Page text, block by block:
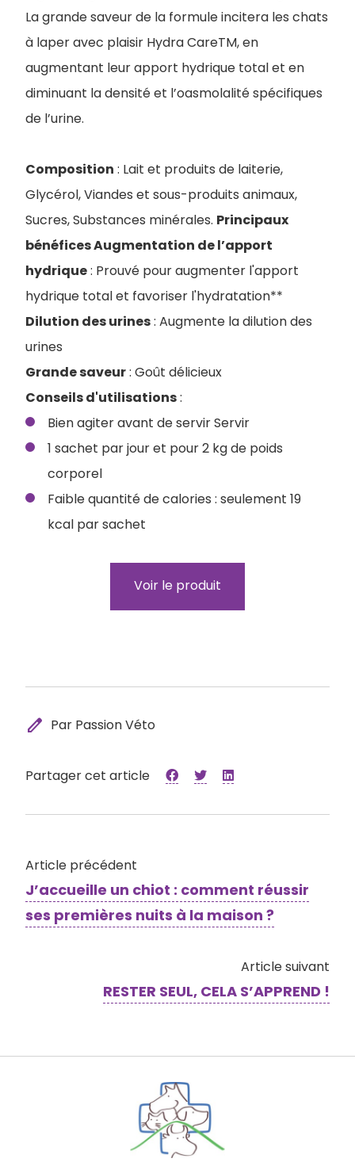
La grande saveur de la formule incitera les chats
à laper avec plaisir Hydra CareTM, en
augmentant leur apport hydrique total et en
diminuant la densité et l’oasmolalité spécifiques
de l’urine.
Composition : Lait et produits de laiterie,
Glycérol, Viandes et sous-produits animaux,
Sucres, Substances minérales. Principaux
bénéfices Augmentation de l’apport
hydrique: Prouvé pour augmenter l'apport
hydrique total et favoriser l'hydratation**
Dilution des urines: Augmente la dilution des
urines
Grande saveur: Goût délicieux
Conseils d'utilisations:
Bien agiter avant de servir Servir
1 sachet par jour et pour 2 kg de poids
corporel
Faible quantité de calories : seulement 19
kcal par sachet
Voir le produit
edit Par Passion Véto
Partager cet article
Article précédent
J’accueille un chiot : comment réussir
ses premières nuits à la maison ?
Article suivant
RESTER SEUL, CELA S’APPREND !